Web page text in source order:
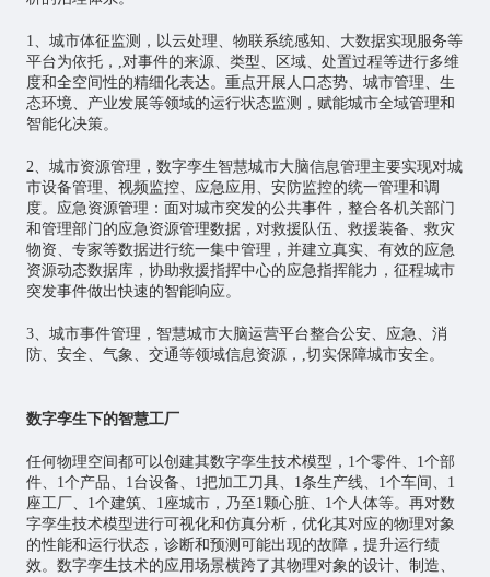
1、城市体征监测，以云处理、物联系统感知、大数据实现服务等
平台为依托，,对事件的来源、类型、区域、处置过程等进行多维
度和全空间性的精细化表达。重点开展人口态势、城市管理、生
态环境、产业发展等领域的运行状态监测，赋能城市全域管理和
智能化决策。
2、城市资源管理，数字孪生智慧城市大脑信息管理主要实现对城
市设备管理、视频监控、应急应用、安防监控的统一管理和调
度。应急资源管理：面对城市突发的公共事件，整合各机关部门
和管理部门的应急资源管理数据，对救援队伍、救援装备、救灾
物资、专家等数据进行统一集中管理，并建立真实、有效的应急
资源动态数据库，协助救援指挥中心的应急指挥能力，征程城市
突发事件做出快速的智能响应。
3、城市事件管理，智慧城市大脑运营平台整合公安、应急、消
防、安全、气象、交通等领域信息资源，,切实保障城市安全。
数字孪生下的智慧工厂
任何物理空间都可以创建其数字孪生技术模型，1个零件、1个部
件、1个产品、1台设备、1把加工刀具、1条生产线、1个车间、1
座工厂、1个建筑、1座城市，乃至1颗心脏、1个人体等。再对数
字孪生技术模型进行可视化和仿真分析，优化其对应的物理对象
的性能和运行状态，诊断和预测可能出现的故障，提升运行绩
效。数字孪生技术的应用场景横跨了其物理对象的设计、制造、